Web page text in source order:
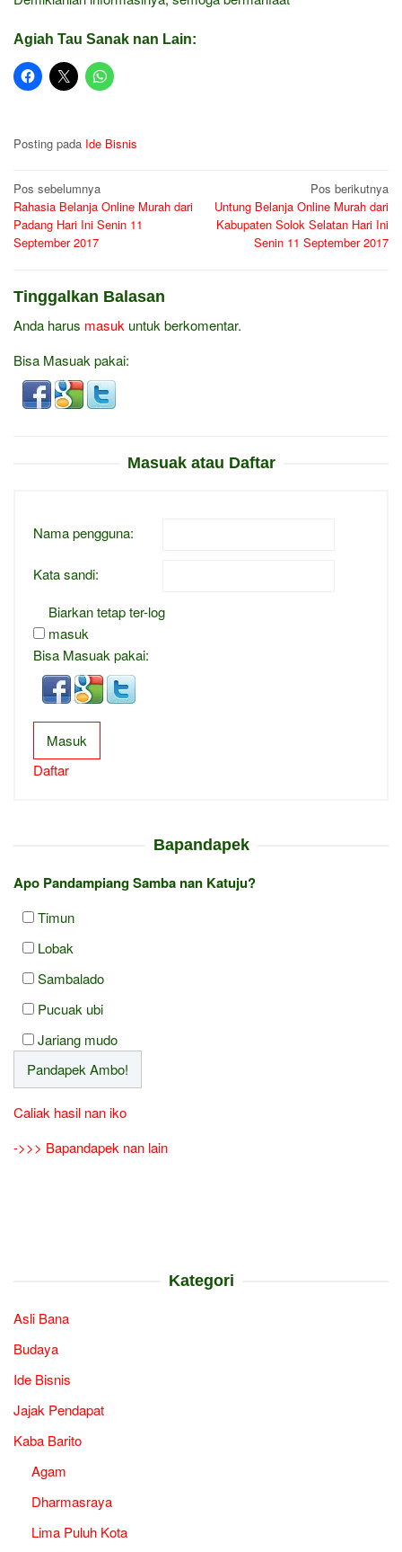
Agiah Tau Sanak nan Lain:
Posting pada Ide Bisnis
Navigasi
pos
Pos sebelumnya
Rahasia Belanja Online Murah dari
Padang Hari Ini Senin 11
September 2017
Pos berikutnya
Untung Belanja Online Murah dari
Kabupaten Solok Selatan Hari Ini
Senin 11 September 2017
Tinggalkan Balasan
Anda harus masuk untuk berkomentar.
Bisa Masuak pakai:
Masuak atau Daftar
Nama pengguna:
Kata sandi:
Biarkan tetap ter-log
masuk
Bisa Masuak pakai:
Masuk
Daftar
Bapandapek
Apo Pandampiang Samba nan Katuju?
Timun
Lobak
Sambalado
Pucuak ubi
Jariang mudo
Caliak hasil nan iko
->>> Bapandapek nan lain
Kategori
Asli Bana
Budaya
Ide Bisnis
Jajak Pendapat
Kaba Barito
Agam
Dharmasraya
Lima Puluh Kota